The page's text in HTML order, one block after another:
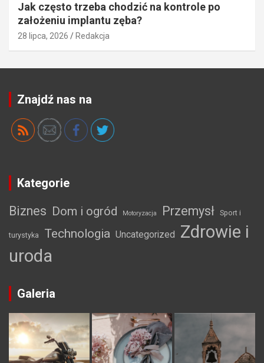
Jak często trzeba chodzić na kontrole po
założeniu implantu zęba?
28 lipca, 2026 Redakcja
Znajdź nas na
Kategorie
Biznes Dom i ogród Motoryzacja Przemysł Sport i
turystyka Technologia Uncategorized
Zdrowie i
uroda
Galeria